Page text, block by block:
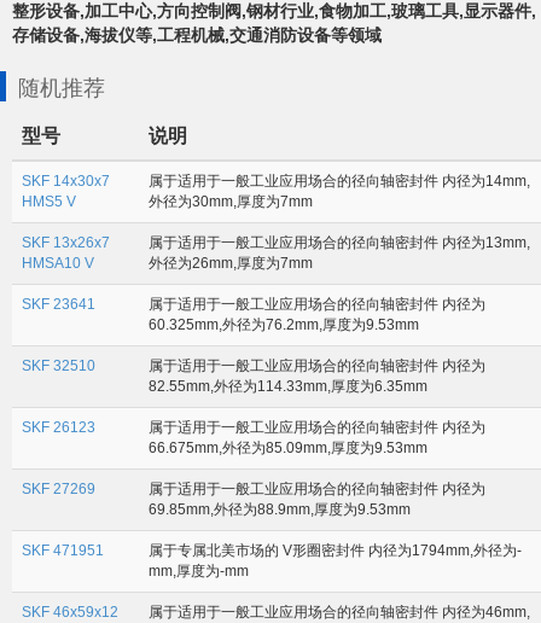
整形设备,加工中心,方向控制阀,钢材行业,食物加工,玻璃工具,显示器件,
存储设备,海拔仪等,工程机械,交通消防设备等领域
随机推荐
型号 说明
SKF 14x30x7
HMS5 V
属于适用于一般工业应用场合的径向轴密封件 内径为14mm,
外径为30mm,厚度为7mm
SKF 13x26x7
HMSA10 V
属于适用于一般工业应用场合的径向轴密封件 内径为13mm,
外径为26mm,厚度为7mm
SKF 23641
属于适用于一般工业应用场合的径向轴密封件 内径为
60.325mm,外径为76.2mm,厚度为9.53mm
SKF 32510
属于适用于一般工业应用场合的径向轴密封件 内径为
82.55mm,外径为114.33mm,厚度为6.35mm
SKF 26123
属于适用于一般工业应用场合的径向轴密封件 内径为
66.675mm,外径为85.09mm,厚度为9.53mm
SKF 27269
属于适用于一般工业应用场合的径向轴密封件 内径为
69.85mm,外径为88.9mm,厚度为9.53mm
SKF 471951
属于专属北美市场的 V形圈密封件 内径为1794mm,外径为-
mm,厚度为-mm
SKF 46x59x12
属于适用于一般工业应用场合的径向轴密封件 内径为46mm,